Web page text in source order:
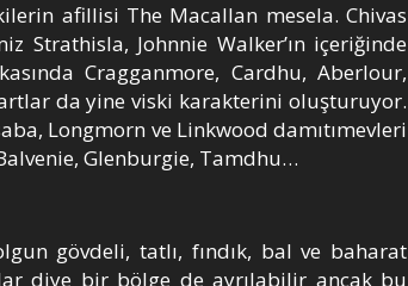
afillisi The Macallan mesela. Chivas
Johnnie Walker’ın içeriğinde
Cragganmore, Cardhu, Aberlour,
da yine viski karakterini oluşturuyor.
Longmorn ve Linkwood damıtımevleri
Glenburgie, Tamdhu…
gövdeli, tatlı, fındık, bal ve baharat
diye bir bölge de ayrılabilir ancak bu